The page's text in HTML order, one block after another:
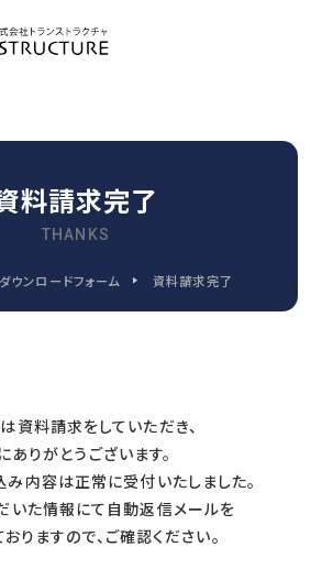
PAGE
代までに変わる
理の9つの領域
料請求完了
THANKS
ウンロードフォーム 資料請求完了
資料請求をしていただき、
ありがとうございます。
内容は正常に受付いたしました。
いた情報にて自動返信メールを
りますので、ご確認ください。